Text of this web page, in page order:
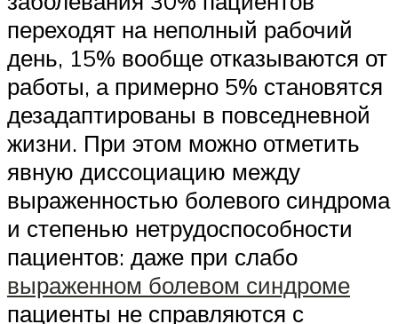
переходят на неполный рабочий
день, 15% вообще отказываются от
работы, а примерно 5% становятся
дезадаптированы в повседневной
жизни. При этом можно отметить
явную диссоциацию между
выраженностью болевого синдрома
и степенью нетрудоспособности
пациентов: даже при слабо
выраженном болевом синдроме
пациенты не справляются с